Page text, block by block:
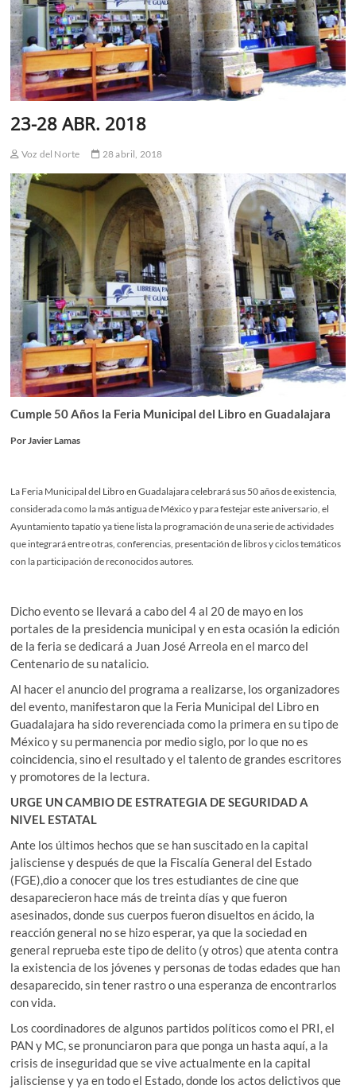
23-28 ABR. 2018
Voz del Norte 28 abril, 2018
Cumple 50 Años la Feria Municipal del Libro en Guadalajara
Por Javier Lamas
La Feria Municipal del Libro en Guadalajara celebrará sus 50 años de existencia,
considerada como la más antigua de México y para festejar este aniversario, el
Ayuntamiento tapatío ya tiene lista la programación de una serie de actividades
que integrará entre otras, conferencias, presentación de libros y ciclos temáticos
con la participación de reconocidos autores.
Dicho evento se llevará a cabo del 4 al 20 de mayo en los
portales de la presidencia municipal y en esta ocasión la edición
de la feria se dedicará a Juan José Arreola en el marco del
Centenario de su natalicio.
Al hacer el anuncio del programa a realizarse, los organizadores
del evento, manifestaron que la Feria Municipal del Libro en
Guadalajara ha sido reverenciada como la primera en su tipo de
México y su permanencia por medio siglo, por lo que no es
coincidencia, sino el resultado y el talento de grandes escritores
y promotores de la lectura.
URGE UN CAMBIO DE ESTRATEGIA DE SEGURIDAD A
NIVEL ESTATAL
Ante los últimos hechos que se han suscitado en la capital
jalisciense y después de que la Fiscalía General del Estado
(FGE),dio a conocer que los tres estudiantes de cine que
desaparecieron hace más de treinta días y que fueron
asesinados, donde sus cuerpos fueron disueltos en ácido, la
reacción general no se hizo esperar, ya que la sociedad en
general reprueba este tipo de delito (y otros) que atenta contra
la existencia de los jóvenes y personas de todas edades que han
desaparecido, sin tener rastro o una esperanza de encontrarlos
con vida.
Los coordinadores de algunos partidos políticos como el PRI, el
PAN y MC, se pronunciaron para que ponga un hasta aquí, a la
crisis de inseguridad que se vive actualmente en la capital
jalisciense y ya en todo el Estado, donde los actos delictivos que